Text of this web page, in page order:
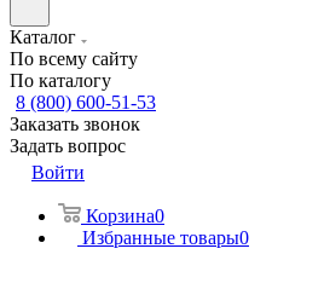
Каталог
По всему сайту
По каталогу
8 (800) 600-51-53
Заказать звонок
Задать вопрос
Войти
Корзина0
Избранные товары0